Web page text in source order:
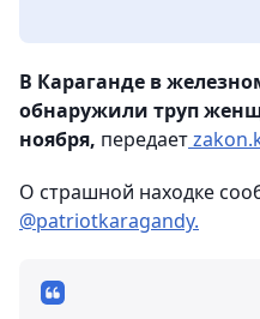
В Караганде в
обнаружили труп
ноября, передает
О страшной находке
@patriotkaragandy.